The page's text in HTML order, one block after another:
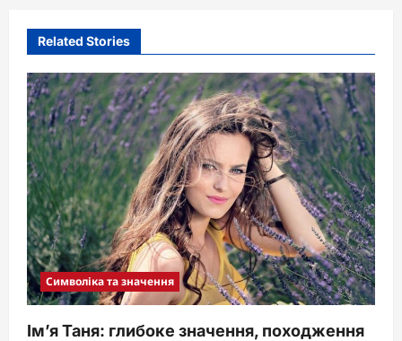
Related Stories
Символіка та значення
Ім’я Таня: глибоке значення, походження